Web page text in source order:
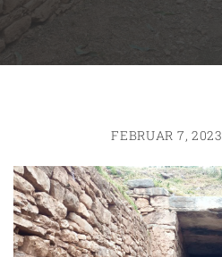
FEBRUAR 7, 2023